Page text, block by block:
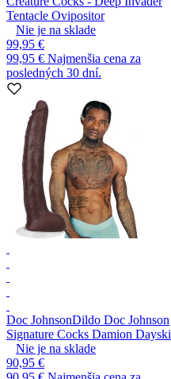
Tentacle Ovipositor
Nie je na sklade
99,95 €
99,95 € Najmenšia cena za
posledných 30 dní.
Doc JohnsonDildo Doc Johnson
Signature Cocks Damion Dayski
Nie je na sklade
90,95 €